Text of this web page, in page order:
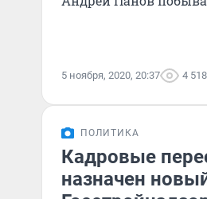
5 ноября, 2020, 20:37 4 518
ПОЛИТИКА
Кадровые
назначен